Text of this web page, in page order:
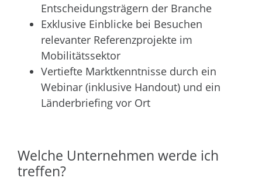
Entscheidungsträgern der Branche
Exklusive Einblicke bei Besuchen
relevanter Referenzprojekte im
Mobilitätssektor
Vertiefte Marktkenntnisse durch ein
Webinar (inklusive Handout) und ein
Länderbriefing vor Ort
Welche Unternehmen werde ich
treffen?